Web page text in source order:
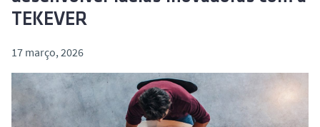
TEKEVER
17 março, 2026